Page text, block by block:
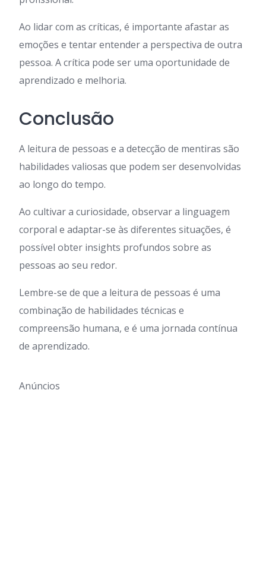
Ao lidar com as críticas, é importante afastar as
emoções e tentar entender a perspectiva de outra
pessoa. A crítica pode ser uma oportunidade de
aprendizado e melhoria.
Conclusão
A leitura de pessoas e a detecção de mentiras são
habilidades valiosas que podem ser desenvolvidas
ao longo do tempo.
Ao cultivar a curiosidade, observar a linguagem
corporal e adaptar-se às diferentes situações, é
possível obter insights profundos sobre as
pessoas ao seu redor.
Lembre-se de que a leitura de pessoas é uma
combinação de habilidades técnicas e
compreensão humana, e é uma jornada contínua
de aprendizado.
Anúncios